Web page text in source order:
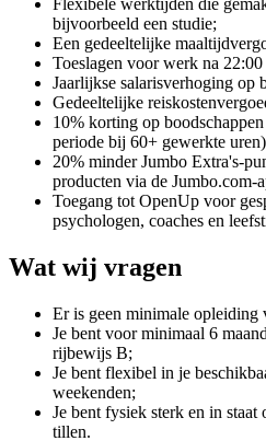
bijvoorbeeld een studie;
Een gedeeltelijke
Toeslagen voor werk na
Jaarlijkse salarisverhoging op
Gedeeltelijke
10% korting op
periode bij 60+ gewerkte
20% minder Jumbo Extra's-
producten via de Jumbo.com-
Toegang tot OpenUp voor
psychologen, coaches en
Wat wij vragen
Er is geen minimale opleiding
Je bent voor minimaal 6
rijbewijs B;
Je bent flexibel in je
weekenden;
Je bent fysiek sterk en in staat
tillen.